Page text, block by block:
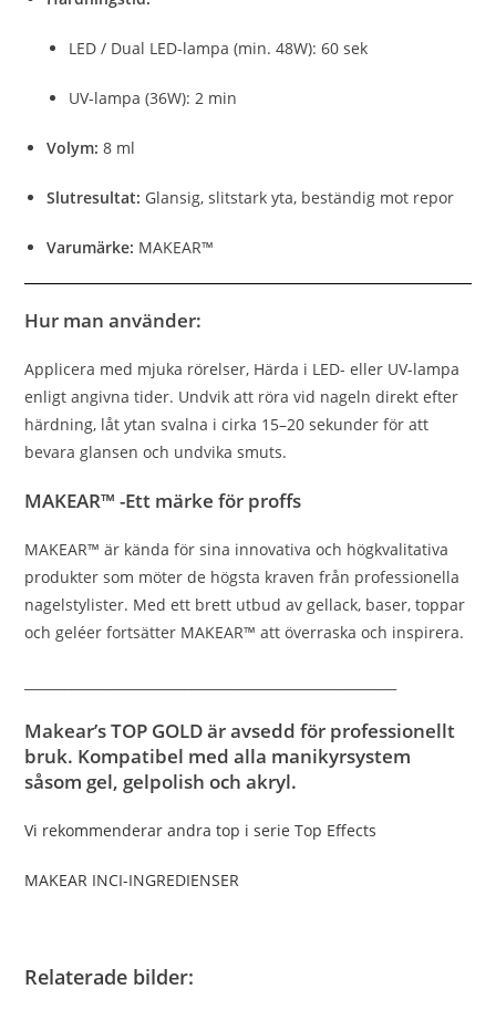
LED / Dual LED-lampa (min. 48W): 60 sek
UV-lampa (36W): 2 min
Volym: 8 ml
Slutresultat: Glansig, slitstark yta, beständig mot repor
Varumärke: MAKEAR™
Hur man använder:
Applicera med mjuka rörelser, Härda i LED- eller UV-lampa
enligt angivna tider. Undvik att röra vid nageln direkt efter
härdning, låt ytan svalna i cirka 15–20 sekunder för att
bevara glansen och undvika smuts.
MAKEAR™ -Ett märke för proffs
MAKEAR™ är kända för sina innovativa och högkvalitativa
produkter som möter de högsta kraven från professionella
nagelstylister. Med ett brett utbud av gellack, baser, toppar
och geléer fortsätter MAKEAR™ att överraska och inspirera.
Makear’s TOP GOLD är avsedd för professionellt
bruk. Kompatibel med alla manikyrsystem
såsom gel, gelpolish och akryl.
Vi rekommenderar andra top i serie Top Effects
MAKEAR INCI-INGREDIENSER
Relaterade bilder: